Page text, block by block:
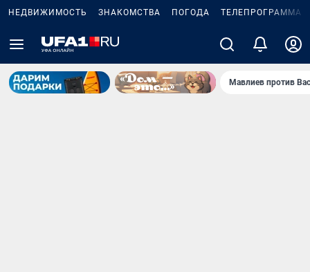
НЕДВИЖИМОСТЬ ЗНАКОМСТВА ПОГОДА ТЕЛЕПРОГРАММА
Мавлиев против